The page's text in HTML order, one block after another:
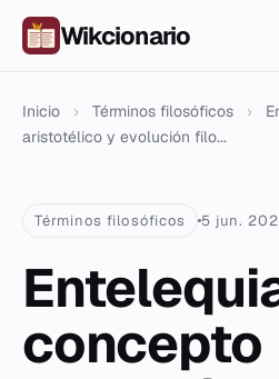
Wikcionario
Inicio › Términos filosóficos ›
aristotélico y evolución filo...
Términos filosóficos 5 jun.
concepto